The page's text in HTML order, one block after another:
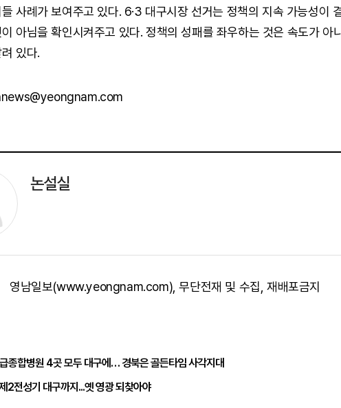
사례가 보여주고 있다. 6·3 대구시장 선거는 정책의 지속 가능성이
아님을 확인시켜주고 있다. 정책의 성패를 좌우하는 것은 속도가 아
있다.
논설실
영남일보(www.yeongnam.com), 무단전재 및 수집, 재배포금지
종합병원 4곳 모두 대구에… 경북은 골든타임 사각지대
2전성기 대구까지...옛 영광 되찾아야